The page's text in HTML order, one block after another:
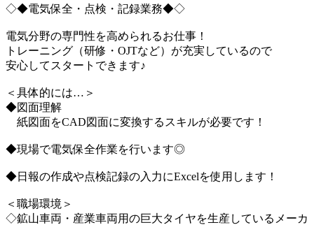
◇◆電気保全・点検・記録業務◆◇
電気分野の専門性を高められるお仕事！
トレーニング（研修・OJTなど）が充実しているので
安心してスタートできます♪
＜具体的には…＞
◆図面理解
紙図面をCAD図面に変換するスキルが必要です！
◆現場で電気保全作業を行います◎
◆日報の作成や点検記録の入力にExcelを使用します！
＜職場環境＞
◇鉱山車両・産業車両用の巨大タイヤを生産しているメーカ